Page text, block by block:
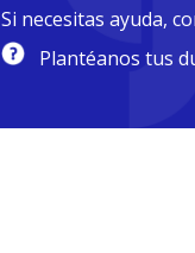
Si necesitas ayuda,
Plantéanos tus